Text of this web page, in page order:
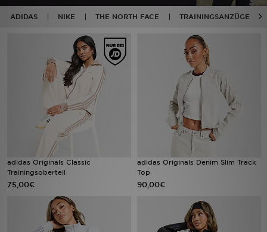
ADIDAS NIKE THE NORTH FACE TRAININGSANZÜGE
adidas Originals Classic
Trainingsoberteil
75,00€
adidas Originals Denim Slim Track
Top
90,00€
Lade Die APP
Geschenkkarte
Filialfinder
Mein JD
Meine Nachrichten